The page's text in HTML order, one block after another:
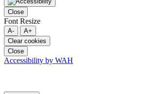
Close
Font Resize
A-
A+
Clear cookies
Close
Accessibility by WAH